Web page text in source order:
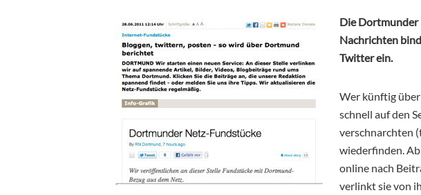
Die Dortmunder
Nachrichten
Twitter ein.
Wer künftig
schnell auf den
verschnarchten
wiederfinden. Ab
online nach
verlinkt sie von